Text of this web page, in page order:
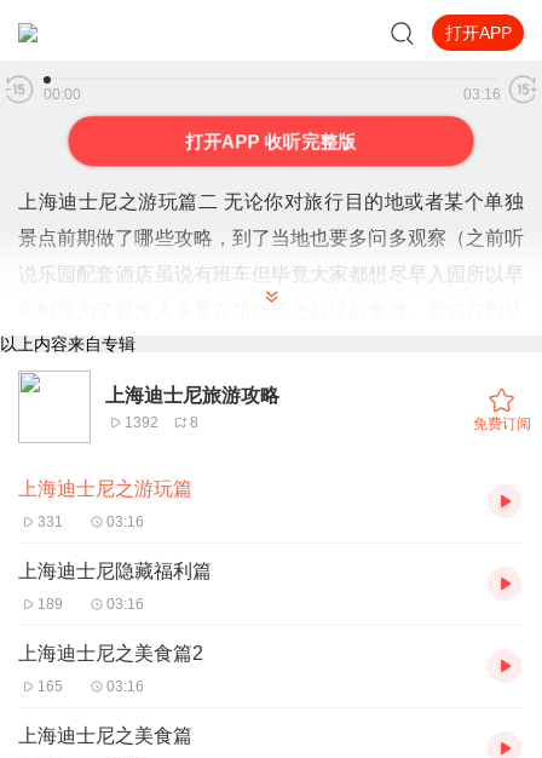
打开APP
上海迪士尼之游玩篇
00:00 03:16
打开APP 收听完整版
上海迪士尼之游玩篇二 无论你对旅行目的地或者某个单独
景点前期做了哪些攻略，到了当地也要多问多观察（之前听
说乐园配套酒店虽说有班车但毕竟大家都想尽早入园所以早
酒店办好入住后就问了这个问题，得到的回复是：现在不用
直接下来坐，不放心还问了几个不同的工作人员。入园当天
五点半早起，六点半收拾完毕看着那爷俩磨磨唧唧着急又上
安安静静，大堂人声鼎沸 跑到班车站早有排队的了。此时
刚刚六点四十 距离第一班还有二十五分钟，赶紧站队给俩
磨叽打️，最终第一天我们是第五辆班车）思路清晰有备选方
案（第二天吸取了经验 我们如愿坐上了第一辆班车，人更
域，充分利用早享卡权益把几个早晨提前开放的项目多刷。
在APP上买了矿车的FP，酒店赠送的FP放到了雷鸣山）如
以上内容来自专辑
上海迪士尼旅游攻略
1392 8 免费订阅
上海迪士尼之游玩篇
331 03:16
上海迪士尼隐藏福利篇
189 03:16
上海迪士尼之美食篇2
165 03:16
上海迪士尼之美食篇